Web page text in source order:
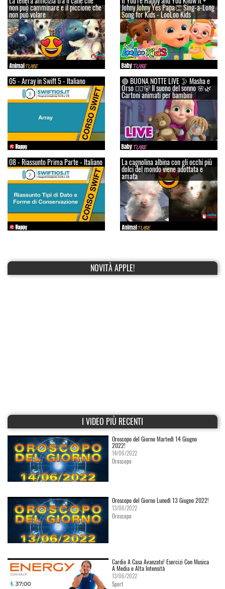
non può camminare e il piccione che
non può volare
Johny Johny Yes Papa👏 Sing-a-Long
Song for Kids - LooLoo Kids
05 - Array in Swift 5 - Italiano 🔴 BUONA NOTTE LIVE 🌛 Masha e
Orso 👱‍♀️🐻 Il suono del sonno 🌸🌿
Cartoni animati per bambini
08 - Riassunto Prima Parte - Italiano La cagnolina albina con gli occhi più
dolci del mondo viene adottata e
amata
NOVITÀ APPLE!
I VIDEO PIÙ RECENTI
Oroscopo del Giorno Martedì 14 Giugno
2022!
14/06/2022
Oroscopo
Oroscopo del Giorno Lunedì 13 Giugno 2022!
13/06/2022
Oroscopo
Cardio A Casa Avanzato! Esercizi Con Musica
A Media e Alta Intensità
13/06/2022
Sport